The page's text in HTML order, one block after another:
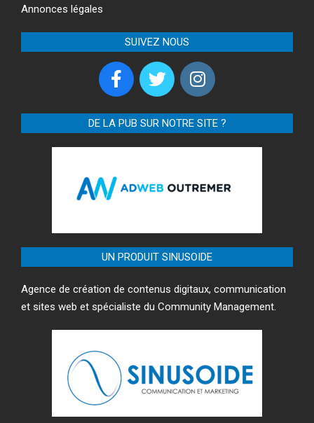
Annonces légales
SUIVEZ NOUS
DE LA PUB SUR NOTRE SITE ?
UN PRODUIT SINUSOIDE
Agence de création de contenus digitaux, communication
et sites web et spécialiste du Community Management.